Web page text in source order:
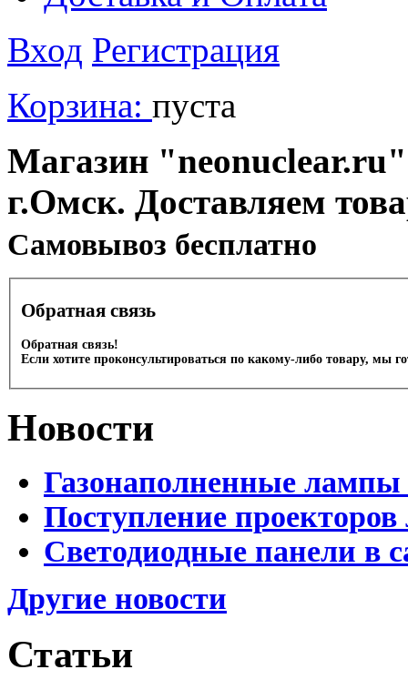
Вход Регистрация
Корзина: пуста
Магазин
г.Омск. Доставляем
Cамовывоз бесплатно
Обратная связь
Обратная связь!
Если хотите проконсультироваться по какому-либо товару, мы
Новости
Газонаполненные
Поступление
Светодиодные панели в
Другие новости
Статьи